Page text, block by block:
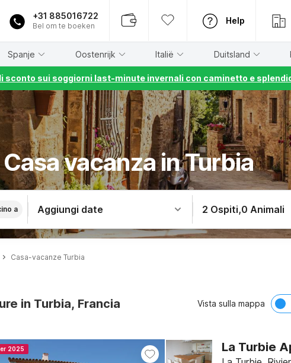
+31 885016722
Bel om te boeken
Help
Spanje Oostenrijk Italië Duitsland
sconto sui soggiorni last-minute invernali con caminetto e
Casa vacanza in Turbia
a Aggiungi date 2 Ospiti,0 Animali
Casa-vacanze Turbia
in Turbia, Francia Vista sulla mappa
2025 La Turbie